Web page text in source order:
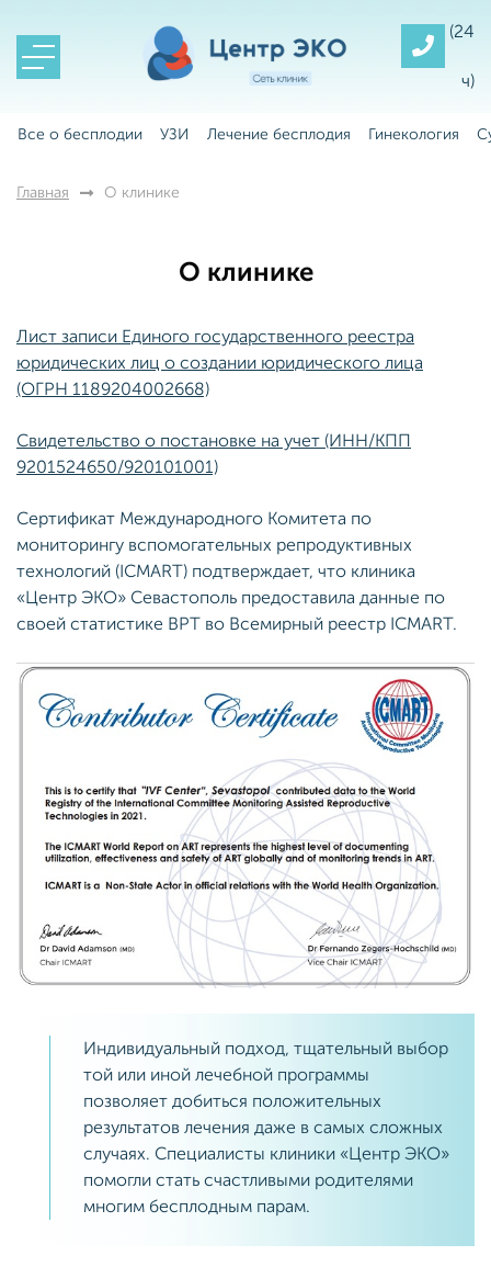
(24
ч)
Все о бесплодии УЗИ Лечение бесплодия Гинекология
Главная О клинике
О клинике
Лист записи Единого государственного реестра
юридических лиц о создании юридического лица
(ОГРН 1189204002668)
Свидетельство о постановке на учет (ИНН/КПП
9201524650/920101001)
Сертификат Международного Комитета по
мониторингу вспомогательных репродуктивных
технологий (ICMART) подтверждает, что клиника
«Центр ЭКО» Севастополь предоставила данные по
своей статистике ВРТ во Всемирный реестр ICMART.
Индивидуальный подход, тщательный выбор
той или иной лечебной программы
позволяет добиться положительных
результатов лечения даже в самых сложных
случаях. Специалисты клиники «Центр ЭКО»
помогли стать счастливыми родителями
многим бесплодным парам.